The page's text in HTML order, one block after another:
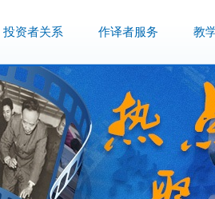
投资者关系 作译者服务 教